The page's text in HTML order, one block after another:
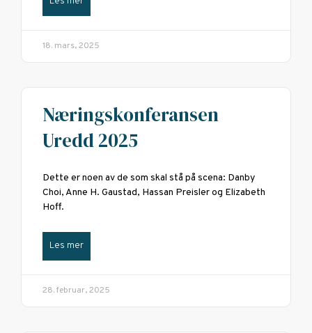
18. mars, 2025
Næringskonferansen
Uredd 2025
Dette er noen av de som skal stå på scena: Danby
Choi, Anne H. Gaustad, Hassan Preisler og Elizabeth
Hoff.
Les mer
28. februar, 2025